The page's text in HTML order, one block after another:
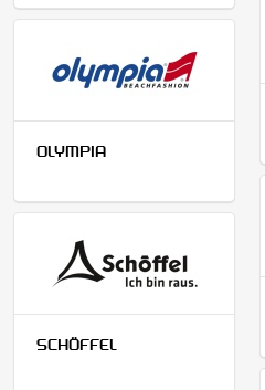
OLYMPIA
SCHÖFFEL